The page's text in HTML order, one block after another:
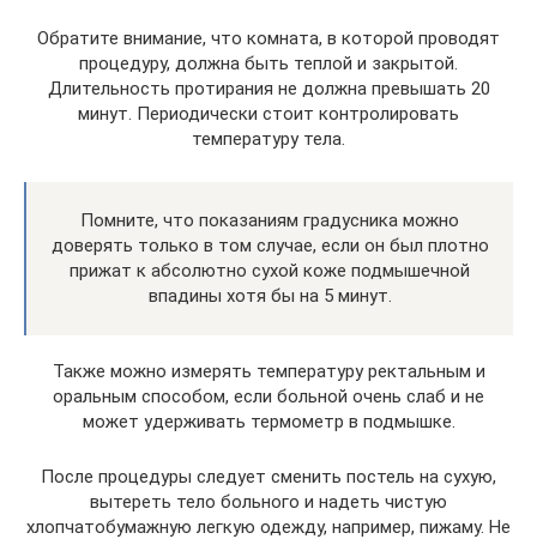
Обратите внимание, что комната, в которой проводят
процедуру, должна быть теплой и закрытой.
Длительность протирания не должна превышать 20
минут. Периодически стоит контролировать
температуру тела.
Помните, что показаниям градусника можно
доверять только в том случае, если он был плотно
прижат к абсолютно сухой коже подмышечной
впадины хотя бы на 5 минут.
Также можно измерять температуру ректальным и
оральным способом, если больной очень слаб и не
может удерживать термометр в подмышке.
После процедуры следует сменить постель на сухую,
вытереть тело больного и надеть чистую
хлопчатобумажную легкую одежду, например, пижаму. Не